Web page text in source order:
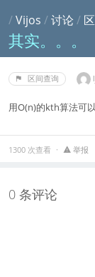
/Vijos /讨论 /
其实。。。
区间查询
用O(n)的kth算法可
1300 次查看 举报
0 条评论